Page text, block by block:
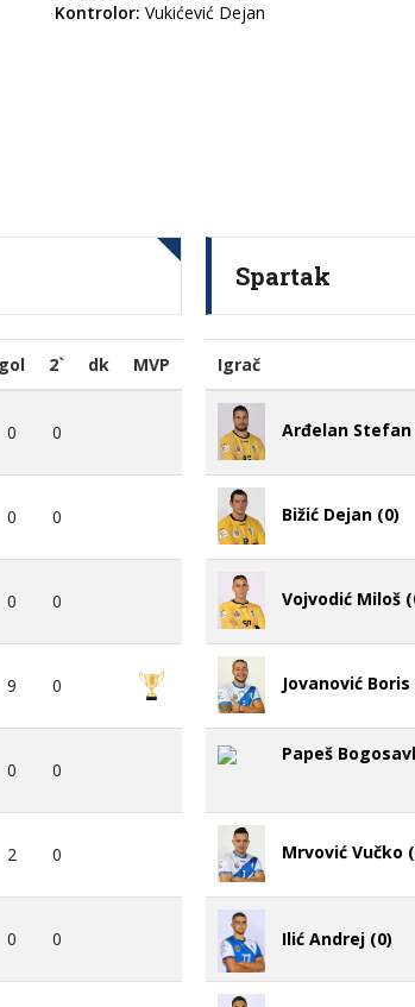
Kontrolor: Vukićević Dejan
gol 2` dk MVP
0 0
0 0
0 0
9 0
0 0
2 0
0 0
Spartak
Igrač
Arđelan Stefan
Bižić Dejan (0)
Vojvodić Miloš
Jovanović Boris
Papeš
Mrvović Vučko
Ilić Andrej (0)